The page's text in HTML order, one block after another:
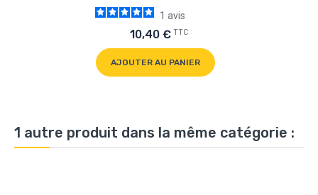
1 avis
10,40 € TTC
AJOUTER AU PANIER
1 autre produit dans la même catégorie :